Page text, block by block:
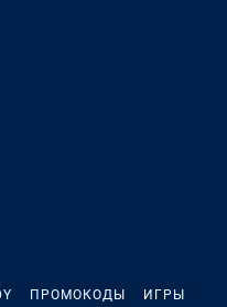
ПРОМОКОДЫ ИГРЫ